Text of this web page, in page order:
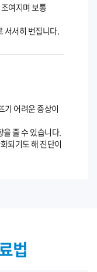
여지며 보통
서서히 번집니다.
기 어려운 증상이
줄 수 있습니다.
되기도 해 진단이
법